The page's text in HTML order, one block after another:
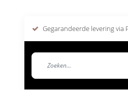
Gegarandeerde levering via